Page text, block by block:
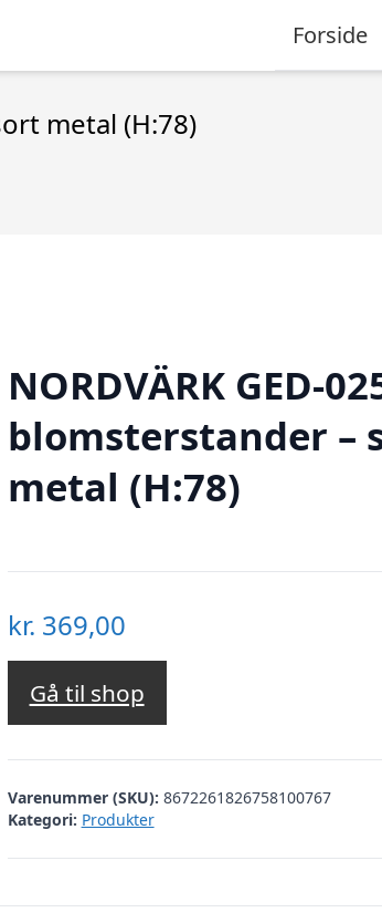
Forside
metal (H:78)
NORDVÄRK GED-
blomsterstander –
metal (H:78)
kr. 369,00
Gå til shop
Varenummer (SKU): 8672261826758100767
Kategori: Produkter